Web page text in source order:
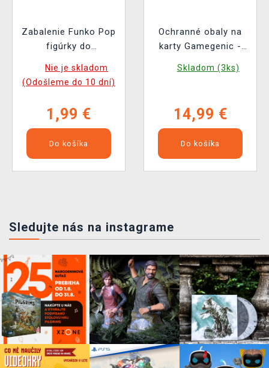
Zabalenie Funko Pop
figúrky do
(pre štandardnú
veľkosť Funko Pop!)
Nie je skladom
(Odošleme do 10 dní)
1,99 €
Do košíka
Ochranné obaly na
karty Gamegenic -
- Premium Double
Skladom (3ks)
14,99 €
Do košíka
Sledujte nás na instagrame